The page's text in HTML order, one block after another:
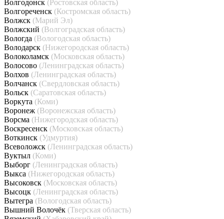
Волгодонск (Ростовская область)
Волгореченск (Костромская область)
Волжск (Марий Эл)
Волжский (Волгоградская область)
Вологда (Вологодская область)
Володарск (Нижегородская область)
Волоколамск (Московская область)
Волосово (Ленинградская область)
Волхов (Ленинградская область)
Волчанск (Свердловская область)
Вольск (Саратовская область)
Воркута (Коми)
Воронеж (Воронежская область)
Ворсма (Нижегородская область)
Воскресенск (Московская область)
Воткинск (Удмуртия)
Всеволожск (Ленинградская область)
Вуктыл (Коми)
Выборг (Ленинградская область)
Выкса (Нижегородская область)
Высоковск (Московская область)
Высоцк (Ленинградская область)
Вытегра (Вологодская область)
Вышний Волочёк (Тверская область)